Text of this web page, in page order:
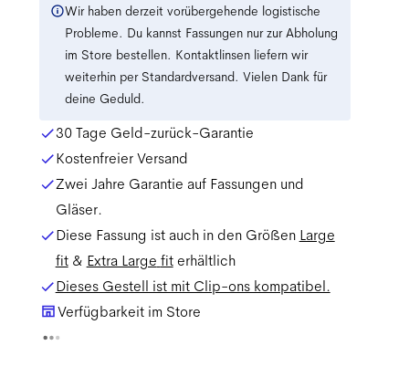
Wir haben derzeit vorübergehende logistische
Probleme. Du kannst Fassungen nur zur Abholung
im Store bestellen. Kontaktlinsen liefern wir
weiterhin per Standardversand. Vielen Dank für
deine Geduld.
30 Tage Geld-zurück-Garantie
Kostenfreier Versand
Zwei Jahre Garantie auf Fassungen und
Gläser.
Diese Fassung ist auch in den Größen Large
fit& Extra Large fit erhältlich
Dieses Gestell ist mit Clip-ons kompatibel.
Verfügbarkeit im Store